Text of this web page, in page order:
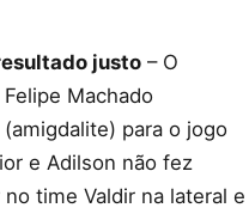
justo – O
Machado
para o jogo
e Adilson não fez
time Valdir na lateral e